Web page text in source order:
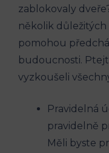
zablokovaly
několik
pomohou
budoucnosti.
vyzkoušeli
Pravidelná
pravidelně
Měli byste